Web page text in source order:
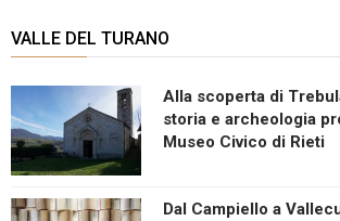
VALLE DEL TURANO
Alla scoperta di
storia e archeologia
Museo Civico di Rieti
Dal Campiello a